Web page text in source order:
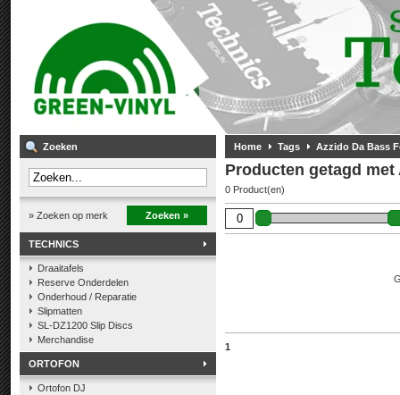
Zoeken
» Zoeken op merk Zoeken »
TECHNICS
Draaitafels
Reserve Onderdelen
Onderhoud / Reparatie
Slipmatten
SL-DZ1200 Slip Discs
Merchandise
ORTOFON
Ortofon DJ
Home Tags Azzido Da Bass
Producten getagd met
0 Product(en)
1